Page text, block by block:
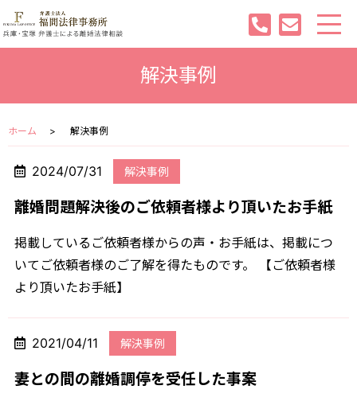
解決事例
ホーム 解決事例
2024/07/31 解決事例
離婚問題解決後のご依頼者様より頂いたお手紙
掲載しているご依頼者様からの声・お手紙は、掲載につ
いてご依頼者様のご了解を得たものです。 【ご依頼者様
より頂いたお手紙】
2021/04/11 解決事例
妻との間の離婚調停を受任した事案